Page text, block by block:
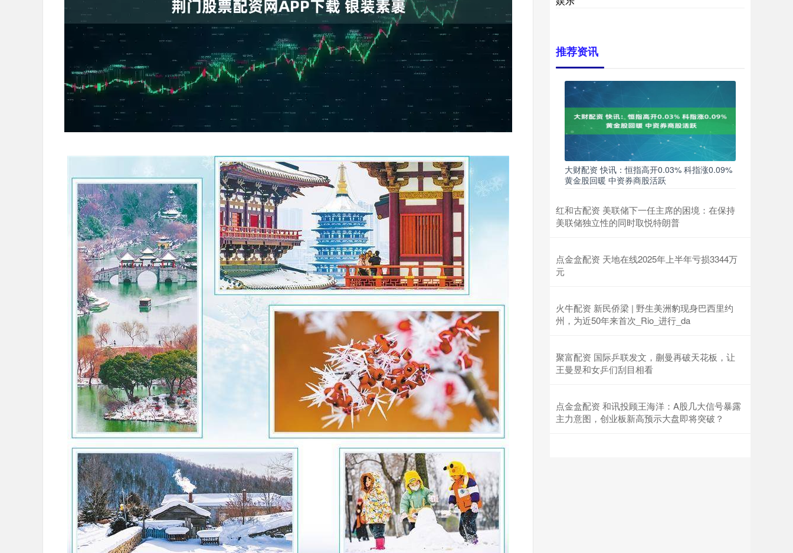
推荐资讯
大财配资 快讯：恒指高开0.03% 科指涨0.09%
黄金股回暖 中资券商股活跃
红和古配资 美联储下一任主席的困境：在保持
美联储独立性的同时取悦特朗普
点金盒配资 天地在线2025年上半年亏损3344万
元
火牛配资 新民侨梁 | 野生美洲豹现身巴西里约
州，为近50年来首次_Rio_进行_da
聚富配资 国际乒联发文，蒯曼再破天花板，让
王曼昱和女乒们刮目相看
点金盒配资 和讯投顾王海洋：A股几大信号暴露
主力意图，创业板新高预示大盘即将突破？